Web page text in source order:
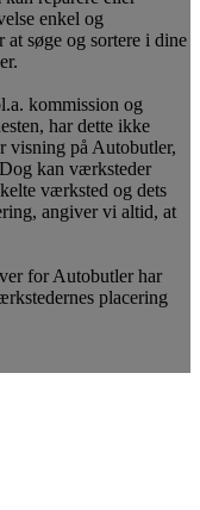
enkel og
søge og sortere i dine
kommission og
har dette ikke
visning på Autobutler,
kan værksteder
værksted og dets
angiver vi altid, at
for Autobutler har
placering